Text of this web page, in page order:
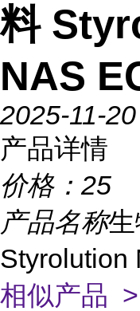
料
NAS
2025-11-20
产品详情
价格： 25
产品名称
Styrolution
相似产品 >